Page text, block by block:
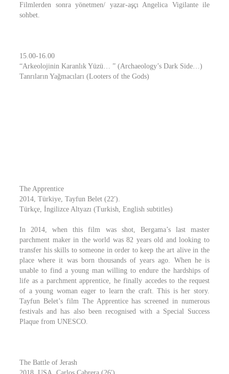
Filmlerden sonra yönetmen/ yazar-aşçı Angelica Vigilante ile
sohbet.
15.00-16.00
“Arkeolojinin Karanlık Yüzü… ” (Archaeology’s Dark Side…)
Tanrıların Yağmacıları (Looters of the Gods)
The Apprentice
2014, Türkiye, Tayfun Belet (22′).
Türkçe, İngilizce Altyazı (Turkish, English subtitles)
In 2014, when this film was shot, Bergama’s last master
parchment maker in the world was 82 years old and looking to
transfer his skills to someone in order to keep the art alive in the
place where it was born thousands of years ago. When he is
unable to find a young man willing to endure the hardships of
life as a parchment apprentice, he finally accedes to the request
of a young woman eager to learn the craft. This is her story.
Tayfun Belet’s film The Apprentice has screened in numerous
festivals and has also been recognised with a Special Success
Plaque from UNESCO.
The Battle of Jerash